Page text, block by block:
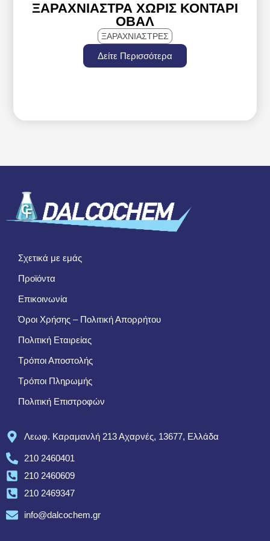
ΞΑΡΑΧΝΙΆΣΤΡΑ ΧΩΡΊΣ ΚΟΝΤΆΡΙ
ΟΒΆΛ
ΞΑΡΑΧΝΙΑΣΤΡΕΣ
Δείτε Περισσότερα
Σχετικά με εμάς
Προϊόντα
Επικοινωνία
Όροι Χρήσης – Πολιτική Απορρήτου
Πολιτική Εταιρείας
Τρόποι Αποστολής
Τρόποι Πληρωμής
Πολιτική Επιστροφών
Λεωφ. Καραμανλή 213 Αχαρνές, 13677, Ελλάδα
210 2460401
210 2460609
210 2469347
info@dalcochem.gr